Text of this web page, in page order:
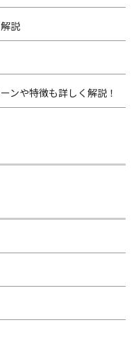
説
ンや特徴も詳しく解説！